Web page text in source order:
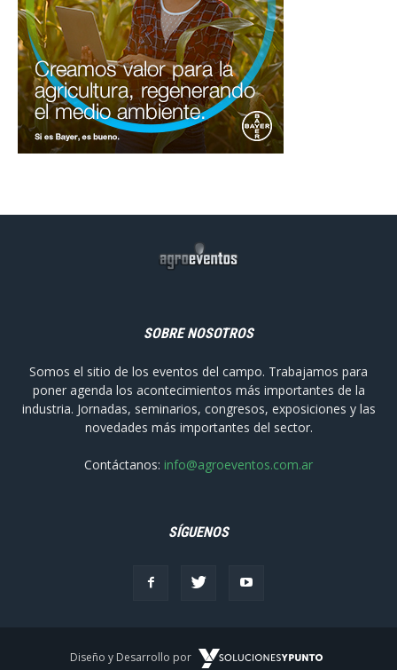
SOBRE NOSOTROS
Somos el sitio de los eventos del campo. Trabajamos para
poner agenda los acontecimientos más importantes de la
industria. Jornadas, seminarios, congresos, exposiciones y las
novedades más importantes del sector.
Contáctanos: info@agroeventos.com.ar
SÍGUENOS
Diseño y Desarrollo por